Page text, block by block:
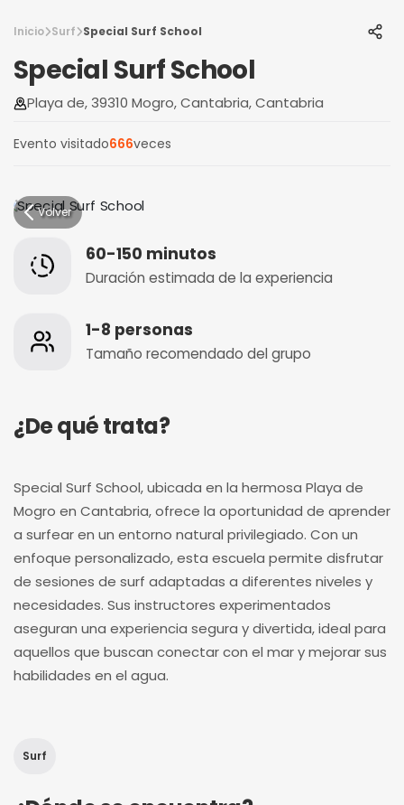
Inicio Surf Special Surf School
Special Surf School
Playa de, 39310 Mogro, Cantabria, Cantabria
Evento visitado666veces
Volver
60-150 minutos
Duración estimada de la experiencia
1-8 personas
Tamaño recomendado del grupo
¿De qué trata?
Special Surf School, ubicada en la hermosa Playa de
Mogro en Cantabria, ofrece la oportunidad de aprender
a surfear en un entorno natural privilegiado. Con un
enfoque personalizado, esta escuela permite disfrutar
de sesiones de surf adaptadas a diferentes niveles y
necesidades. Sus instructores experimentados
aseguran una experiencia segura y divertida, ideal para
aquellos que buscan conectar con el mar y mejorar sus
habilidades en el agua.
Surf